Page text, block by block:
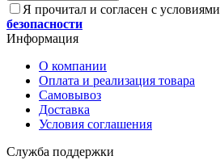
Я прочитал и согласен с условиями
безопасности
Информация
О компании
Оплата и реализация товара
Самовывоз
Доставка
Условия соглашения
Служба поддержки